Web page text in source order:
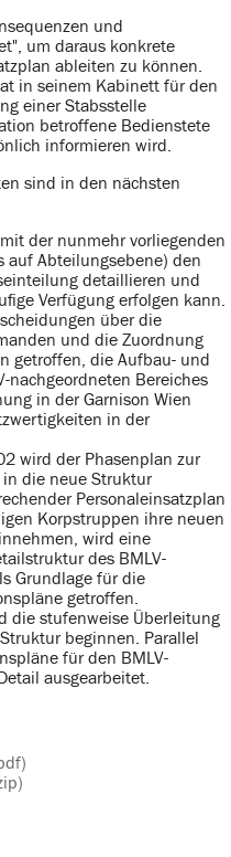
und
um daraus konkrete
ableiten zu können.
in seinem Kabinett für den
einer Stabsstelle
betroffene Bedienstete
informieren wird.
sind in den nächsten
der nunmehr vorliegenden
auf Abteilungsebene) den
detaillieren und
Verfügung erfolgen kann.
über die
und die Zuordnung
getroffen, die Aufbau- und
nachgeordneten Bereiches
in der Garnison Wien
in der
wird der Phasenplan zur
die neue Struktur
Personaleinsatzplan
Korpstruppen ihre neuen
wird eine
des BMLV-
Grundlage für die
getroffen.
die stufenweise Überleitung
beginnen. Parallel
für den BMLV-
ausgearbeitet.